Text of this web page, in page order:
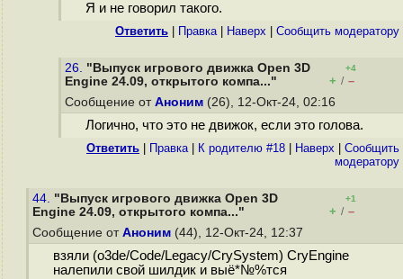
Я и не говорил такого.
Ответить Правка| Наверх Cообщить модератору
26. "Выпуск игрового движка Open 3D
Engine 24.09, открытого компа..."
+4
+ / –
Сообщение от Аноним (26), 12-Окт-24, 02:16
Логично, что это не движок, если это голова.
Ответить Правка| К родителю #18 Наверх
Cообщить
модератору
44. "Выпуск игрового движка Open 3D
Engine 24.09, открытого компа..."
+1
+ / –
Сообщение от Аноним (44), 12-Окт-24, 12:37
взяли (o3de/Code/Legacy/CrySystem) CryEngine
налепили свой шилдик и выё*№%тся